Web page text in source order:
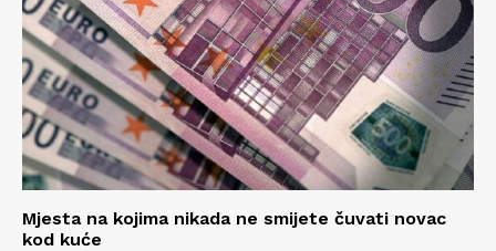
Mjesta na kojima nikada ne smijete čuvati novac
kod kuće